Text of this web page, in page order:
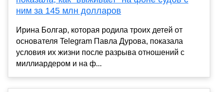
ним за 145 млн долларов
Ирина Болгар, которая родила троих детей от
основателя Telegram Павла Дурова, показала
условия их жизни после разрыва отношений с
миллиардером и на ф...